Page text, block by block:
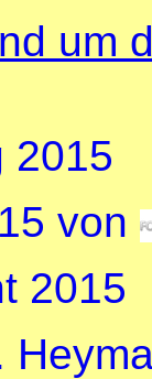
um
2015
von
2015